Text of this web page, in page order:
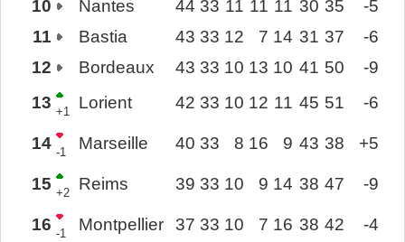
10
Nantes 44 33 11 11 11 30 35
-5
11
Bastia 43 33 12 7 14 31 37
-6
12
Bordeaux 43 33 10 13 10 41 50
-9
13 +1 Lorient 42 33 10 12 11 45 51 -6
14 -1 Marseille 40 33 8 16 9 43 38 +5
15 +2 Reims 39 33 10 9 14 38 47 -9
16 -1 Montpellier 37 33 10 7 16 38 42 -4